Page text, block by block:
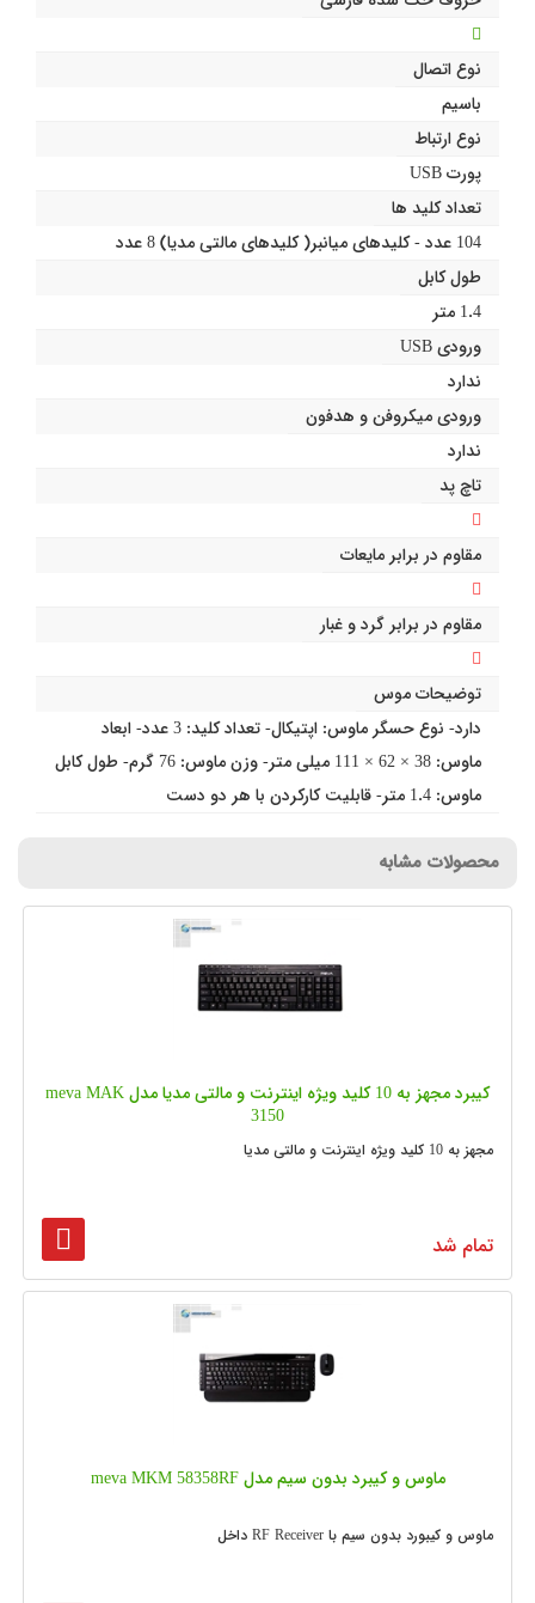
نوع اتصال
باسیم
نوع ارتباط
پورت USB
تعداد کلید ها
104 عدد - کلیدهای میانبر( کلیدهای مالتی مدیا) 8 عدد
طول کابل
1.4 متر
ورودی USB
ندارد
ورودی میکروفن و هدفون
ندارد
تاچ پد
مقاوم در برابر مایعات
مقاوم در برابر گرد و غبار
توضیحات موس
دارد- نوع حسگر ماوس: اپتیکال- تعداد کلید: 3 عدد- ابعاد
ماوس: 38 × 62 × 111 میلی متر- وزن ماوس: 76 گرم- طول کابل
ماوس: 1.4 متر- قابلیت کارکردن با هر دو دست
محصولات مشابه
کیبرد مجهز به 10 کلید ویژه اینترنت و مالتی مدیا مدل meva MAK
3150
مجهز به 10 کلید ویژه اینترنت و مالتی مدیا
تمام شد
ماوس و کیبرد بدون سیم مدل meva MKM 58358RF
ماوس و کیبورد بدون سیم با RF Receiver داخل